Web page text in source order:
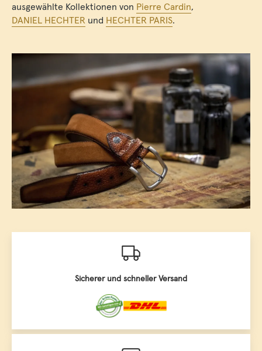
ausgewählte Kollektionen von Pierre Cardin,
DANIEL HECHTER und HECHTER PARIS.
Sicherer und schneller Versand